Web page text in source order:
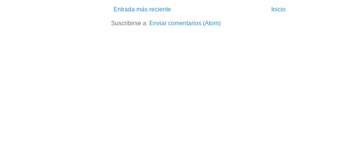
Entrada más reciente
Inicio
Suscribirse a: Enviar comentarios (Atom)